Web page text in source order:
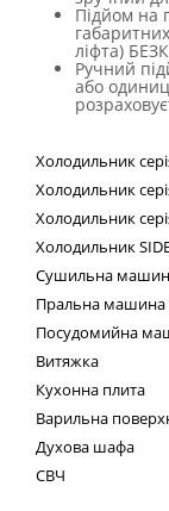
Підйом на
ліфта)
Ручний
або
Холодильник
Холодильник
Холодильник
Холодильник
Сушильна
Пральна машина
Посудомийна
Витяжка
Кухонна плита
Варильна
Духова шафа
СВЧ